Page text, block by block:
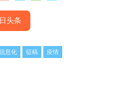
头条
息化 征稿 疫情